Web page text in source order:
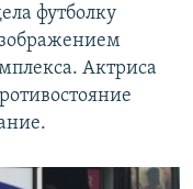
футболку
Актриса